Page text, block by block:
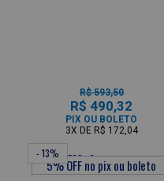
R$ 593,50
R$ 490,32
PIX OU BOLETO
3X DE R$ 172,04
- 13%